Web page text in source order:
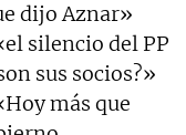
dijo Aznar»
silencio del PP
sus socios?»
más que